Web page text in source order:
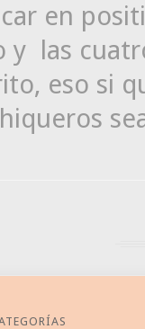
en
las
eso si